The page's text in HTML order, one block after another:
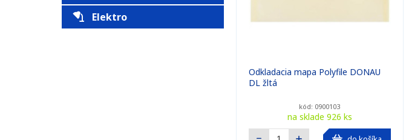
Elektro
Odkladacia mapa Polyfile DONAU
DL žltá
kód: 0900103
na sklade 926 ks